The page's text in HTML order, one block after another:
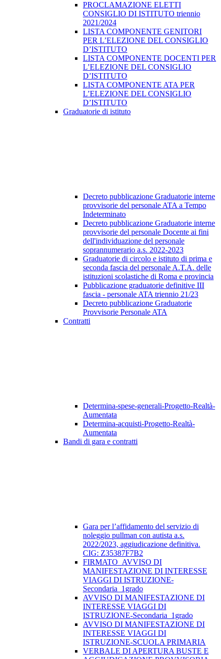
PROCLAMAZIONE ELETTI
CONSIGLIO DI ISTITUTO triennio
2021/2024
LISTA COMPONENTE GENITORI
PER L’ELEZIONE DEL CONSIGLIO
D’ISTITUTO
LISTA COMPONENTE DOCENTI PER
L’ELEZIONE DEL CONSIGLIO
D’ISTITUTO
LISTA COMPONENTE ATA PER
L’ELEZIONE DEL CONSIGLIO
D’ISTITUTO
Graduatorie di istituto
Decreto pubblicazione Graduatorie interne
provvisorie del personale ATA a Tempo
Indeterminato
Decreto pubblicazione Graduatorie interne
provvisorie del personale Docente ai fini
dell'individuazione del personale
soprannumerario a.s. 2022-2023
Graduatorie di circolo e istituto di prima e
seconda fascia del personale A.T.A. delle
istituzioni scolastiche di Roma e provincia
Pubblicazione graduatorie definitive III
fascia - personale ATA triennio 21/23
Decreto pubblicazione Graduatorie
Provvisorie Personale ATA
Contratti
Determina-spese-generali-Progetto-Realtà-
Aumentata
Determina-acquisti-Progetto-Realtà-
Aumentata
Bandi di gara e contratti
Gara per l’affidamento del servizio di
noleggio pullman con autista a.s.
2022/2023, aggiudicazione definitiva.
CIG: Z35387F7B2
FIRMATO_AVVISO DI
MANIFESTAZIONE DI INTERESSE
VIAGGI DI ISTRUZIONE-
Secondaria_1grado
AVVISO DI MANIFESTAZIONE DI
INTERESSE VIAGGI DI
ISTRUZIONE-Secondaria_1grado
AVVISO DI MANIFESTAZIONE DI
INTERESSE VIAGGI DI
ISTRUZIONE-SCUOLA PRIMARIA
VERBALE DI APERTURA BUSTE E